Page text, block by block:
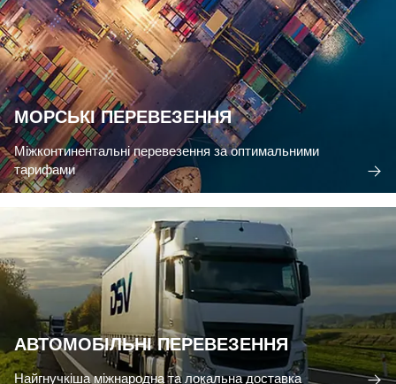
МОРСЬКІ ПЕРЕВЕЗЕННЯ
Міжконтинентальні перевезення за оптимальними
тарифами
АВТОМОБІЛЬНІ ПЕРЕВЕЗЕННЯ
Найгнучкіша міжнародна та локальна доставка